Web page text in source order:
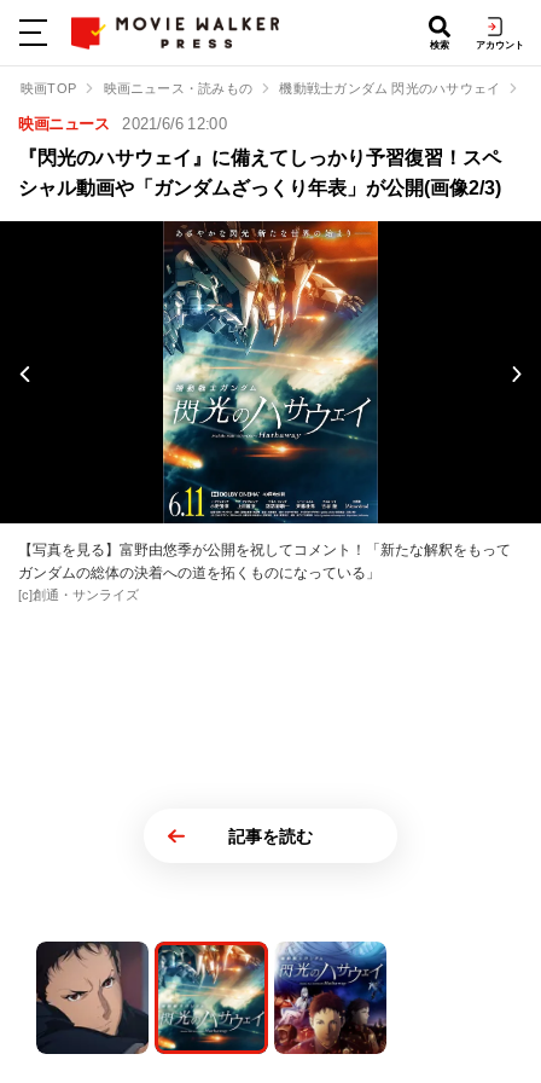
検索 アカウント
映画TOP 映画ニュース・読みもの 機動戦士ガンダム 閃光のハサウェイ
映画ニュース 2021/6/6 12:00
『閃光のハサウェイ』に備えてしっかり予習復習！スペ
シャル動画や「ガンダムざっくり年表」が公開(画像2/3)
【写真を見る】富野由悠季が公開を祝してコメント！「新たな解釈をもって
ガンダムの総体の決着への道を拓くものになっている」
[c]創通・サンライズ
記事を読む